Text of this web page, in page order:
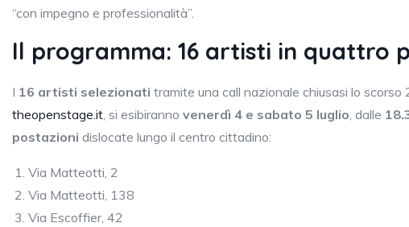
“con impegno e professionalità”.
Il programma: 16 artisti in quattro
I 16 artisti selezionati tramite una call nazionale chiusasi lo
theopenstage.it, si esibiranno venerdì 4 e sabato 5 luglio, dalle
postazioni dislocate lungo il centro cittadino:
Via Matteotti, 2
Via Matteotti, 138
Via Escoffier, 42